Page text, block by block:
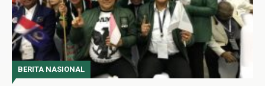
BERITA NASIONAL